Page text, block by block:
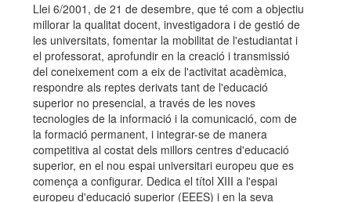
Llei 6/2001, de 21 de desembre, que té com a objectiu
millorar la qualitat docent, investigadora i de gestió de
les universitats, fomentar la mobilitat de l'estudiantat i
el professorat, aprofundir en la creació i transmissió
del coneixement com a eix de l'activitat acadèmica,
respondre als reptes derivats tant de l'educació
superior no presencial, a través de les noves
tecnologies de la informació i la comunicació, com de
la formació permanent, i integrar-se de manera
competitiva al costat dels millors centres d'educació
superior, en el nou espai universitari europeu que es
comença a configurar. Dedica el títol XIII a l'espai
europeu d'educació superior (EEES) i en la seva